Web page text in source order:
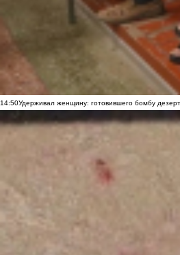
14:50Удерживал женщину: готовившего бомбу